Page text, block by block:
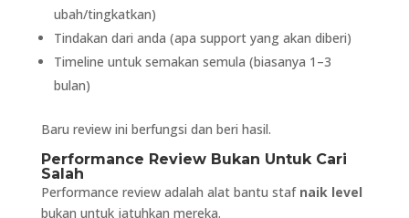
ubah/tingkatkan)
Tindakan dari anda (apa support yang akan diberi)
Timeline untuk semakan semula (biasanya 1–3
bulan)
Baru review ini berfungsi dan beri hasil.
Performance Review Bukan Untuk Cari
Salah
Performance review adalah alat bantu staf naik level
bukan untuk jatuhkan mereka.